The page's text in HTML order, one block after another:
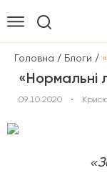
Головна / Блоги /
«Нормальні
09.10.2020 •